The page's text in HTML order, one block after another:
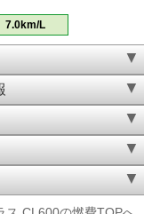
7.0km/L